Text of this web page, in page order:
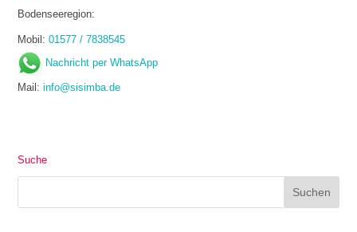
Bodenseeregion:
Mobil:01577 / 7838545
Nachricht per WhatsApp
Mail:info@sisimba.de
Suche